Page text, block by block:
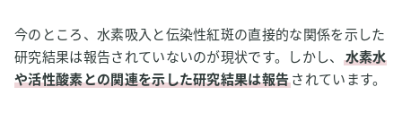
今のところ、水素吸入と伝染性紅斑の直接的な関係を示した
研究結果は報告されていないのが現状です。しかし、
水素水
や活性酸素との関連を示した研究結果は報告されています。